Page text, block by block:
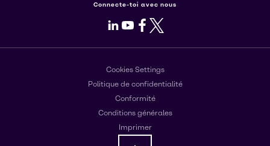
Connecte-toi avec nous
LinkedIn
Youtube
Facebook
X
Cookies Settings
Politique de confidentialité
Conformité
Conditions générales
Imprimer